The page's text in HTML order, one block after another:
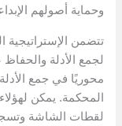
وحماية أصولهم
تتضمن الإستراتيجية
لجمع الأدلة
محوريًا في جمع
المحكمة. يمكن